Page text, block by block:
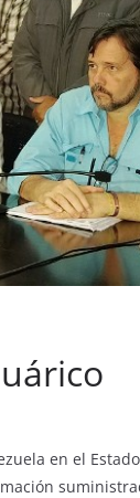
en el Estado